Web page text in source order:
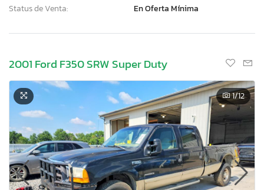
Status de Venta:
En Oferta Mínima
2001 Ford F350 SRW Super Duty
1/12